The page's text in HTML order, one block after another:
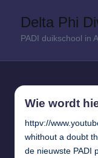
Delta Phi
PADI duikschool in
Wie wordt
httpv://
whithout a doubt
de nieuwste PADI